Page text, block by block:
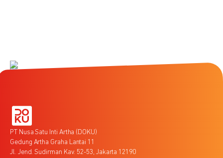
PT Nusa Satu Inti Artha (DOKU)
Gedung Artha Graha Lantai 11
Jl. Jend. Sudirman Kav. 52-53, Jakarta 12190